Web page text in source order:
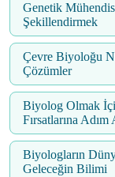
Genetik
Şekillendirmek
Çevre Biyoloğu
Çözümler
Biyolog Olmak
Fırsatlarına Adım
Biyologların
Geleceğin Bilimi